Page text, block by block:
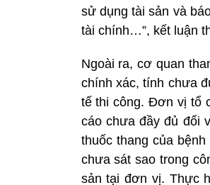
sử dụng tài sản và
tài chính…”, kết luận
Ngoài ra, cơ quan
chính xác, tính chưa
tế thi công. Đơn vị tổ
cáo chưa đầy đủ đối
thuốc thang của
chưa sát sao trong
sản tại đơn vị. Thực